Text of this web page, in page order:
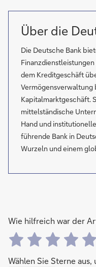
Über die
Die Deutsche Bank
dem Kreditgeschäft
Vermögensverwaltung
Kapitalmarktgeschäft.
mittelständische
Hand und
führende Bank in
Wurzeln und einem
Wie hilfreich war der
Wählen Sie Sterne